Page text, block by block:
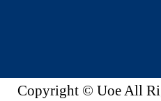
Copyright © Uoe All